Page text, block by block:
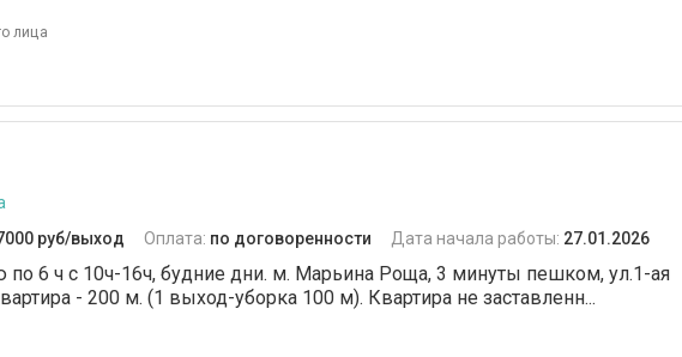
лица
руб/выход Оплата: по договоренности Дата начала работы: 27.01.2026
по 6 ч с 10ч-16ч, будние дни. м. Марьина Роща, 3 минуты пешком, ул.1-ая
- 200 м. (1 выход-уборка 100 м). Квартира не заставленн...